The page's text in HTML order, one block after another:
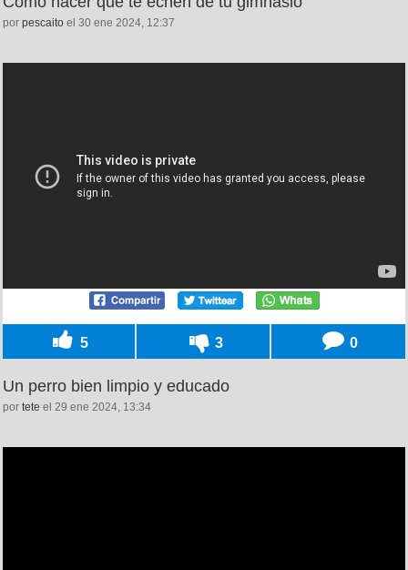
por pescaito el 30 ene 2024, 12:37
5 3 0
Un perro bien limpio y educado
por tete el 29 ene 2024, 13:34